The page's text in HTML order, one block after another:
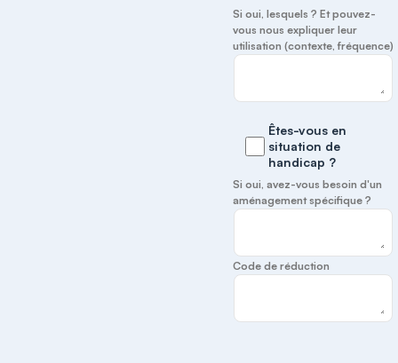
Si oui, lesquels ? Et pouvez-
vous nous expliquer leur
utilisation (contexte, fréquence)
Êtes-vous en
situation de
handicap ?
Si oui, avez-vous besoin d'un
aménagement spécifique ?
Code de réduction